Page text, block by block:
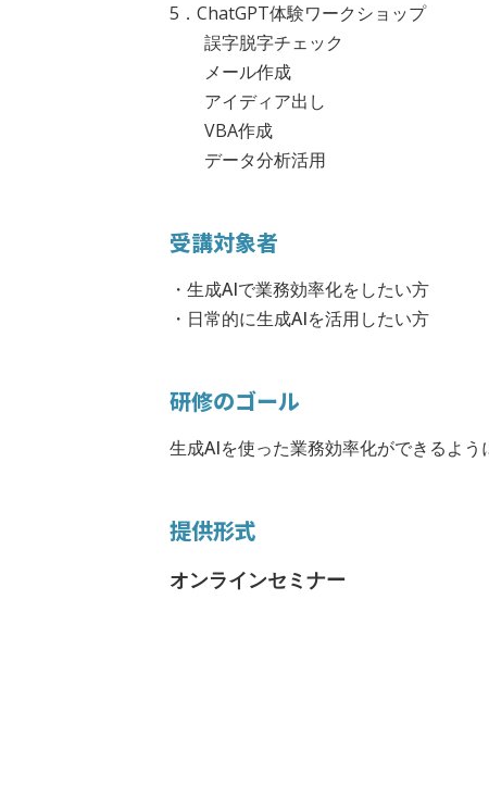
5．ChatGPT体験ワークショップ
誤字脱字チェック
メール作成
アイディア出し
VBA作成
データ分析活用
受講対象者
・生成AIで業務効率化をしたい方
・日常的に生成AIを活用したい方
研修のゴール
生成AIを使った業務効率化ができるよう
提供形式
オンラインセミナー